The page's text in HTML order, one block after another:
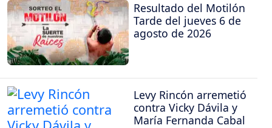
Resultado del Motilón
Tarde del jueves 6 de
agosto de 2026
Levy Rincón arremetió
contra Vicky Dávila y
María Fernanda Cabal